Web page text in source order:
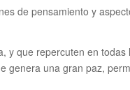
de pensamiento y
y que repercuten en todas
genera una gran paz,